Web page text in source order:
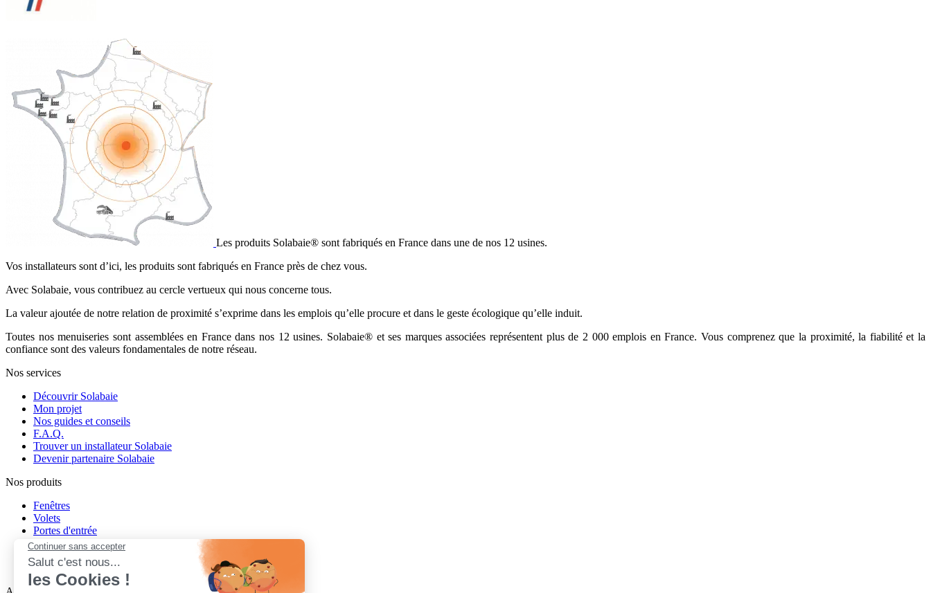
Les produits Solabaie® sont fabriqués en France dans une de nos 12 usines.
Vos installateurs sont d’ici, les produits sont fabriqués en France près de chez vous.
Avec Solabaie, vous contribuez au cercle vertueux qui nous concerne tous.
La valeur ajoutée de notre relation de proximité s’exprime dans les emplois qu’elle procure et dans le geste écologique qu’elle induit.
Toutes nos menuiseries sont assemblées en France dans nos 12 usines. Solabaie® et ses marques associées représentent plus de 2 000 emplois en France. Vous comprenez que la proximité, la fiabilité et la
confiance sont des valeurs fondamentales de notre réseau.
Nos services
Découvrir Solabaie
Mon projet
Nos guides et conseils
F.A.Q.
Trouver un installateur Solabaie
Devenir partenaire Solabaie
Nos produits
Fenêtres
Volets
Portes d'entrée
Portes de garage
Portails
Stores - Pergolas